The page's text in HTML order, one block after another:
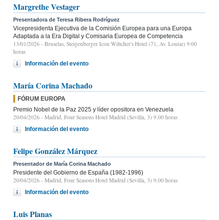
Margrethe Vestager
Presentadora de Teresa Ribera Rodríguez
Vicepresidenta Ejecutiva de la Comisión Europea para una Europa
Adaptada a la Era Digital y Comisaria Europea de Competencia
13/01/2026 - Bruselas, Steigenberger Icon Wiltcher's Hotel (71, Av. Louise) 9:00
horas
Información del evento
María Corina Machado
FÓRUM EUROPA
Premio Nobel de la Paz 2025 y líder opositora en Venezuela
20/04/2026 - Madrid, Four Seasons Hotel Madrid (Sevilla, 3) 9.00 horas
Información del evento
Felipe González Márquez
Presentador de María Corina Machado
Presidente del Gobierno de España (1982-1996)
20/04/2026 - Madrid, Four Seasons Hotel Madrid (Sevilla, 3) 9.00 horas
Información del evento
Luis Planas